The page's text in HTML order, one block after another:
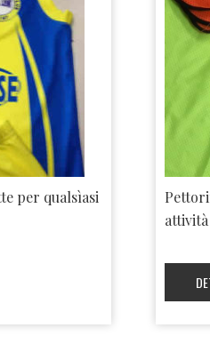
per qualsìasi